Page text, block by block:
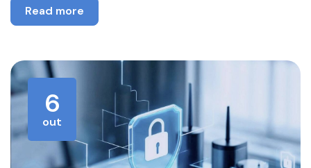
Read more
6
out